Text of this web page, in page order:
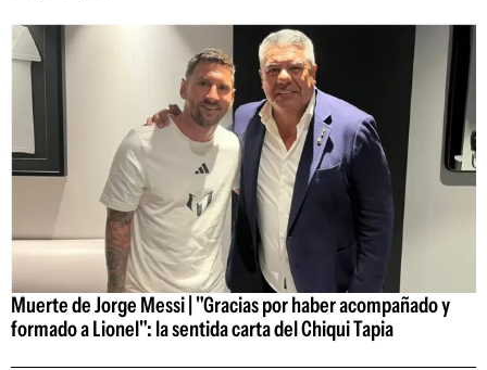
Muerte de Jorge Messi | "Gracias por haber acompañado y
formado a Lionel": la sentida carta del Chiqui Tapia